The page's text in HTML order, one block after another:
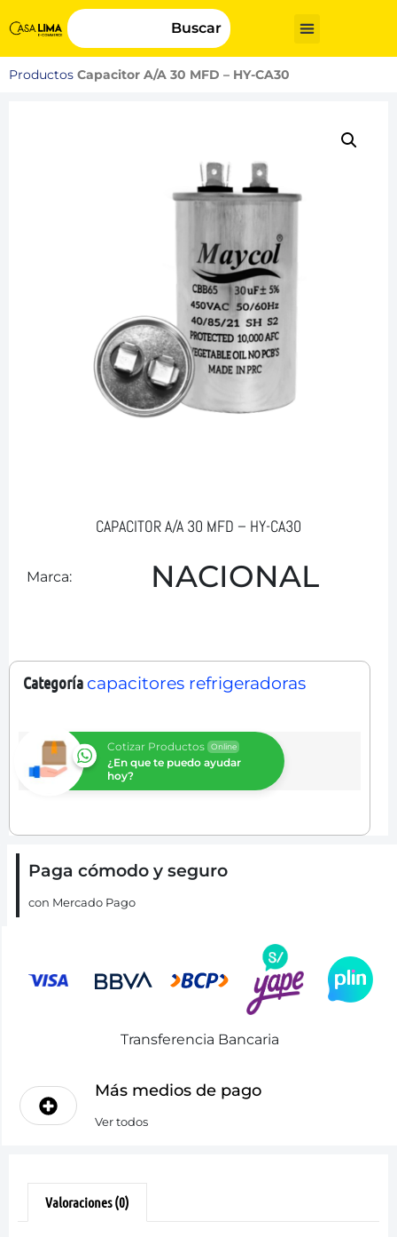
Buscar
Productos Capacitor A/A 30 MFD – HY-CA30
CAPACITOR A/A 30 MFD – HY-CA30
Marca: NACIONAL
Categoría capacitores refrigeradoras
Cotizar Productos Online
¿En que te puedo ayudar
hoy?
Paga cómodo y seguro
con Mercado Pago
Transferencia Bancaria
Más medios de pago
Ver todos
Valoraciones (0)